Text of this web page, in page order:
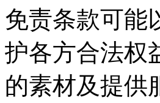
免责条款可能
护各方合法权
的素材及提供